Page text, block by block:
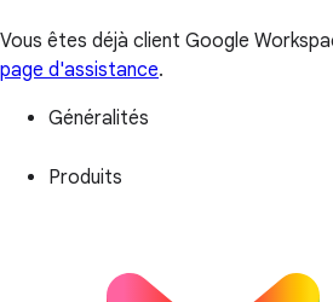
Vous êtes déjà client Google
page d'assistance.
Généralités
Produits